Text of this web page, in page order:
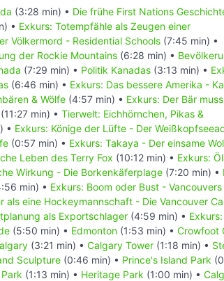
(3:28 min) • Die frühe First Nations
• Exkurs: Totempfähle als Zeugen einer
Völkermord - Residential Schools (7:45 min) •
der Rockie Mountains (6:28 min) •
(7:29 min) • Politik Kanadas (3:13 min) •
(6:46 min) • Exkurs: Das bessere Amerika -
& Wölfe (4:57 min) • Exkurs: Der Bär
(11:27 min) • Tierwelt: Eichhörnchen, Pikas &
• Exkurs: Könige der Lüfte - Der
(0:57 min) • Exkurs: Takaya - Der einsame
Leben des Terry Fox (10:12 min) • Exkurs:
Wirkung - Die Borkenkäferplage (7:20 min) •
min) • Exkurs: Boom oder Bust - Vancouvers
als eine Hockeymannschaft - Die Vancouver
als Exportschlager (4:59 min) •
(5:50 min) • Edmonton (1:53 min) • Crowfoot
(3:21 min) • Calgary Tower (1:18 min) •
Sculpture (0:46 min) • Prince's Island Park
(1:13 min) • Heritage Park (1:00 min) •